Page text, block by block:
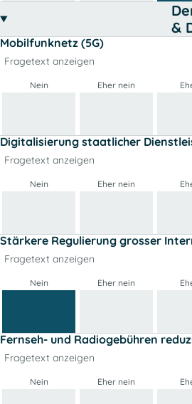
&
Mobilfunknetz (5G)
Fragetext anzeigen
Nein Eher nein
Digitalisierung staatlicher
Fragetext anzeigen
Nein Eher nein
Stärkere Regulierung grosser
Fragetext anzeigen
Nein Eher nein
Fernseh- und Radiogebühren
Fragetext anzeigen
Nein Eher nein